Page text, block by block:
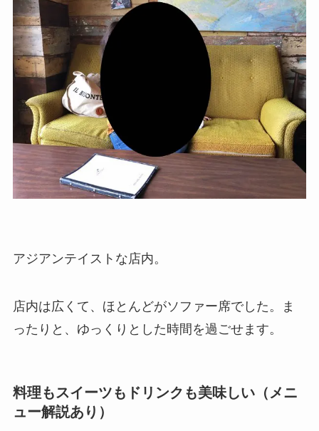
アジアンテイストな店内。
店内は広くて、ほとんどがソファー席でした。ま
ったりと、ゆっくりとした時間を過ごせます。
料理もスイーツもドリンクも美味しい（メニ
ュー解説あり）